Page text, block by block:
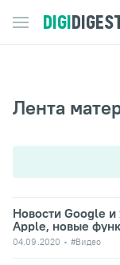
DIGI
Лента
Новости Google и
Apple, новые
04.09.2020 #Видео